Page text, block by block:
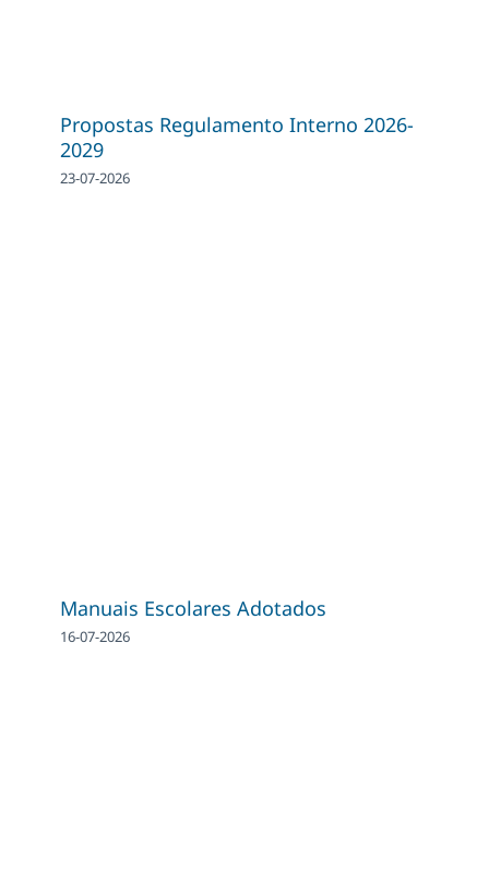
Propostas Regulamento Interno 2026-
2029
23-07-2026
Manuais Escolares Adotados
16-07-2026